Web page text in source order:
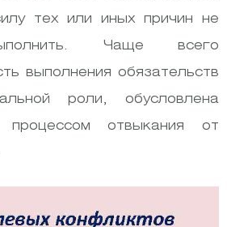
тех или иных причин не
Чаще всего
выполнения обязательств
роли, обусловлена
процессом отвыкания от